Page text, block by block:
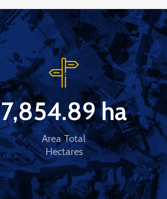
Area Total
Hectares
7,854.89 ha